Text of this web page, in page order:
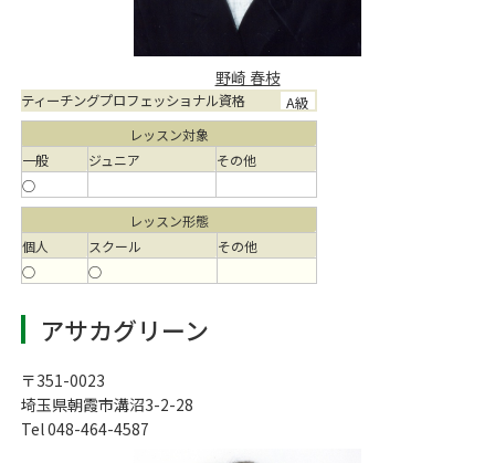
野崎 春枝
ティーチングプロフェッショナル資格 A級
レッスン対象
一般
ジュニア
その他
○
レッスン形態
個人
スクール
その他
○
○
アサカグリーン
〒351-0023
埼玉県朝霞市溝沼3-2-28
Tel 048-464-4587